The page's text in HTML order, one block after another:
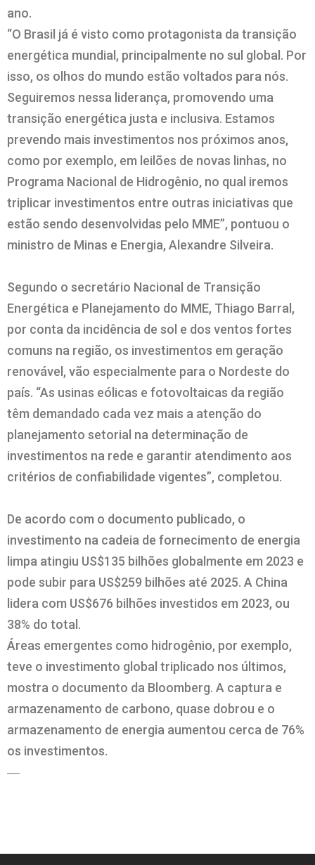
ano.
“O Brasil já é visto como protagonista da transição
energética mundial, principalmente no sul global. Por
isso, os olhos do mundo estão voltados para nós.
Seguiremos nessa liderança, promovendo uma
transição energética justa e inclusiva. Estamos
prevendo mais investimentos nos próximos anos,
como por exemplo, em leilões de novas linhas, no
Programa Nacional de Hidrogênio, no qual iremos
triplicar investimentos entre outras iniciativas que
estão sendo desenvolvidas pelo MME”, pontuou o
ministro de Minas e Energia, Alexandre Silveira.
Segundo o secretário Nacional de Transição
Energética e Planejamento do MME, Thiago Barral,
por conta da incidência de sol e dos ventos fortes
comuns na região, os investimentos em geração
renovável, vão especialmente para o Nordeste do
país. “As usinas eólicas e fotovoltaicas da região
têm demandado cada vez mais a atenção do
planejamento setorial na determinação de
investimentos na rede e garantir atendimento aos
critérios de confiabilidade vigentes”, completou.
De acordo com o documento publicado, o
investimento na cadeia de fornecimento de energia
limpa atingiu US$135 bilhões globalmente em 2023 e
pode subir para US$259 bilhões até 2025. A China
lidera com US$676 bilhões investidos em 2023, ou
38% do total.
Áreas emergentes como hidrogênio, por exemplo,
teve o investimento global triplicado nos últimos,
mostra o documento da Bloomberg. A captura e
armazenamento de carbono, quase dobrou e o
armazenamento de energia aumentou cerca de 76%
os investimentos.
—